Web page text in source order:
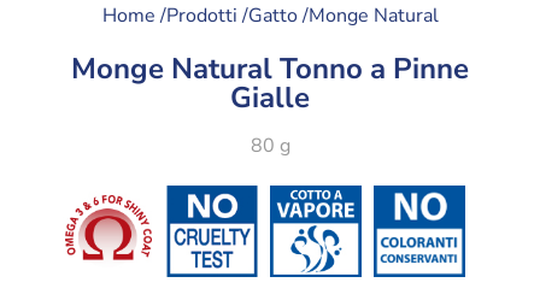
Home /Prodotti /Gatto /Monge Natural
Monge Natural Tonno a Pinne
Gialle
80 g